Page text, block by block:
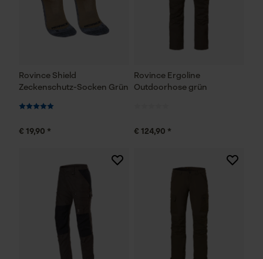
Rovince Shield
Zeckenschutz-Socken Grün
€ 19,90 *
Rovince Ergoline
Outdoorhose grün
€ 124,90 *